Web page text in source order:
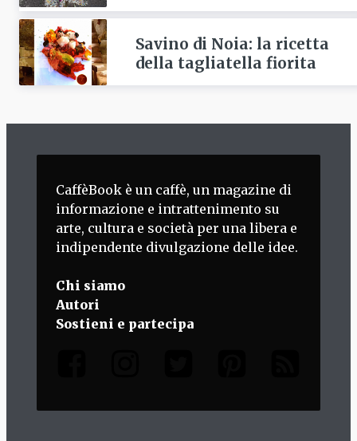
Savino di Noia: la ricetta
della tagliatella fiorita
CaffèBook è un caffè, un magazine di
informazione e intrattenimento su
arte, cultura e società per una libera e
indipendente divulgazione delle idee.
Chi siamo
Autori
Sostieni e partecipa